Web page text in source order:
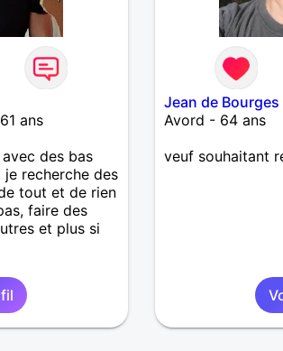
ans
des bas
recherche des
tout et de rien
faire des
et plus si
Jean de Bourges
Avord - 64 ans
veuf souhaitant